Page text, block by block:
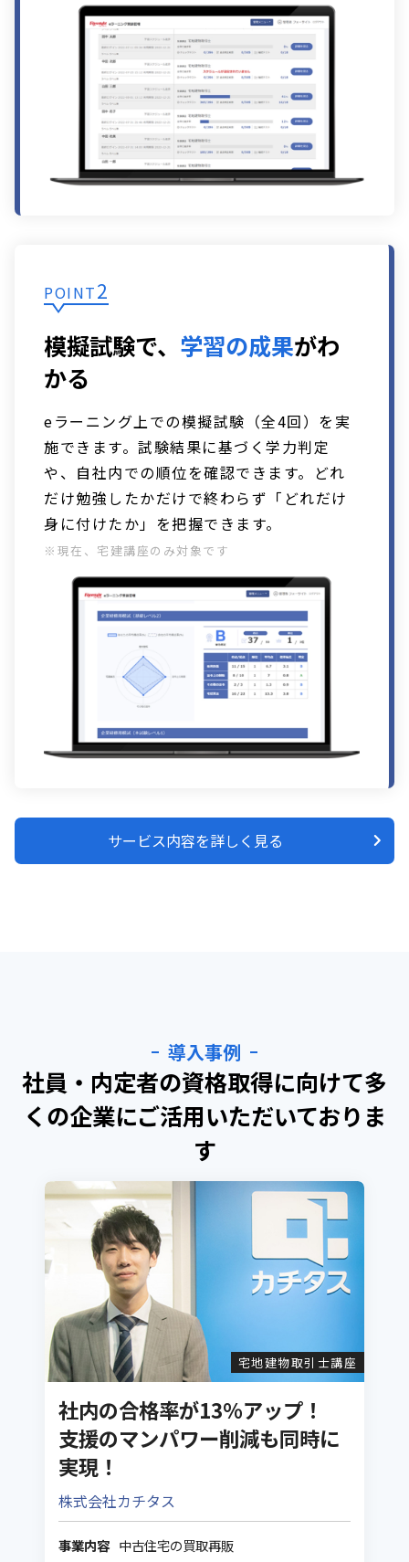
POINT2
模擬試験で、 学習の成果がわ
かる
eラーニング上での模擬試験（全4回）を実
施できます。試験結果に基づく学力判定
や、自社内での順位を確認できます。どれ
だけ勉強したかだけで終わらず「どれだけ
身に付けたか」を把握できます。
※現在、宅建講座のみ対象です
サービス内容を詳しく見る
導入事例
社員・内定者の資格取得に向けて多
くの企業にご活用いただいておりま
す
宅地建物取引士講座
社内の合格率が13％アップ！
支援のマンパワー削減も同時に
実現！
株式会社カチタス
事業内容 中古住宅の買取再販